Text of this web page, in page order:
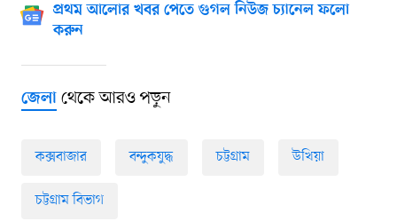
প্রথম আলোর খবর পেতে গুগল নিউজ চ্যানেল ফলো
করুন
জেলাথেকে আরও পড়ুন
কক্সবাজার বন্দুকযুদ্ধ চট্টগ্রাম উখিয়া
চট্টগ্রাম বিভাগ